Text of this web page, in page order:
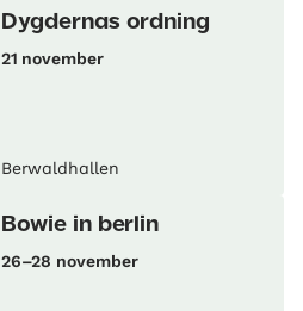
Dygdernas ordning
21 november
Berwaldhallen
Bowie in berlin
26–28 november